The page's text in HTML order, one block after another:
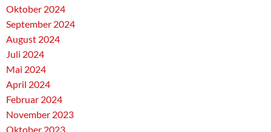
Oktober 2024
September 2024
August 2024
Juli 2024
Mai 2024
April 2024
Februar 2024
November 2023
Oktober 2023